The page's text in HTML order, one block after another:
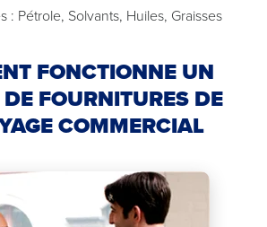
: Pétrole, Solvants, Huiles, Graisses
FONCTIONNE UN
FOURNITURES DE
COMMERCIAL